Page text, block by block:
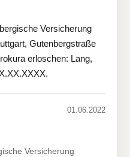
Versicherung
Gutenbergstraße
erloschen: Lang,
01.06.2022
Versicherung